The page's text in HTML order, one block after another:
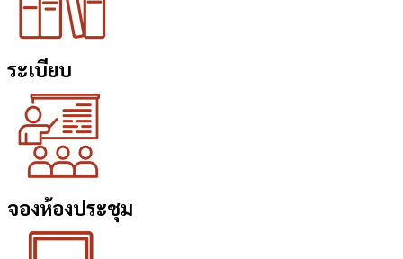
ระเบียบ
จองห้องประชุม